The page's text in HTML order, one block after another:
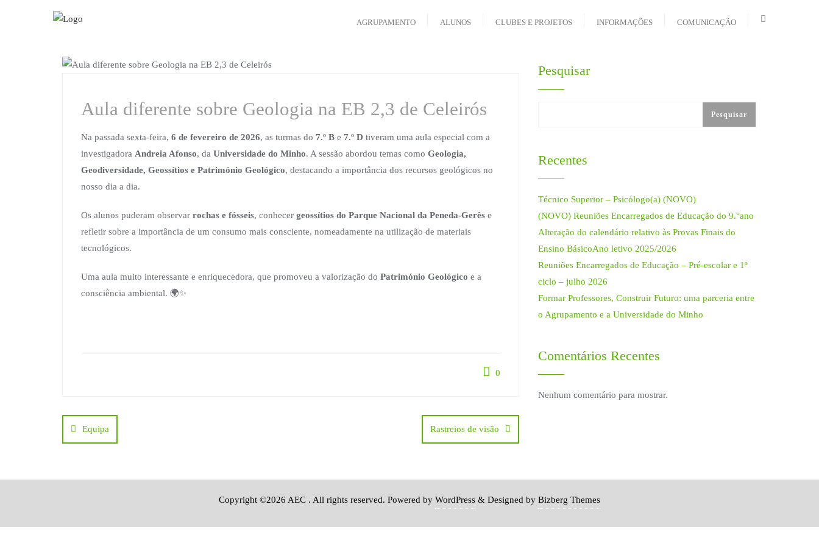
AGRUPAMENTO ALUNOS CLUBES E PROJETOS INFORMAÇÕES COMUNICAÇÃO
Aula diferente sobre Geologia na EB 2,3 de Celeirós
Na passada sexta-feira, 6 de fevereiro de 2026, as turmas do 7.º B e 7.º D tiveram uma aula especial com a
investigadora Andreia Afonso, da Universidade do Minho. A sessão abordou temas como Geologia,
Geodiversidade, Geossítios e Património Geológico, destacando a importância dos recursos geológicos no
nosso dia a dia.
Os alunos puderam observar rochas e fósseis, conhecer geossítios do Parque Nacional da Peneda-Gerês e
refletir sobre a importância de um consumo mais consciente, nomeadamente na utilização de materiais
tecnológicos.
Uma aula muito interessante e enriquecedora, que promoveu a valorização do Património Geológico e a
consciência ambiental. 🌍✨
0
Navegação
de
artigos
Equipa Rastreios de visão
Pesquisar
Pesquisar
Recentes
Técnico Superior – Psicólogo(a) (NOVO)
(NOVO) Reuniões Encarregados de Educação do 9.°ano
Alteração do calendário relativo às Provas Finais do
Ensino BásicoAno letivo 2025/2026
Reuniões Encarregados de Educação – Pré-escolar e 1º
ciclo – julho 2026
Formar Professores, Construir Futuro: uma parceria entre
o Agrupamento e a Universidade do Minho
Comentários Recentes
Nenhum comentário para mostrar.
Copyright ©2026 AEC . All rights reserved. Powered by WordPress & Designed by Bizberg Themes